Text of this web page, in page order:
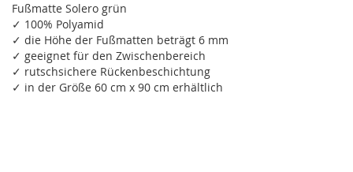
Fußmatte Solero grün
✓ 100% Polyamid
✓ die Höhe der Fußmatten beträgt 6 mm
✓ geeignet für den Zwischenbereich
✓ rutschsichere Rückenbeschichtung
✓ in der Größe 60 cm x 90 cm erhältlich